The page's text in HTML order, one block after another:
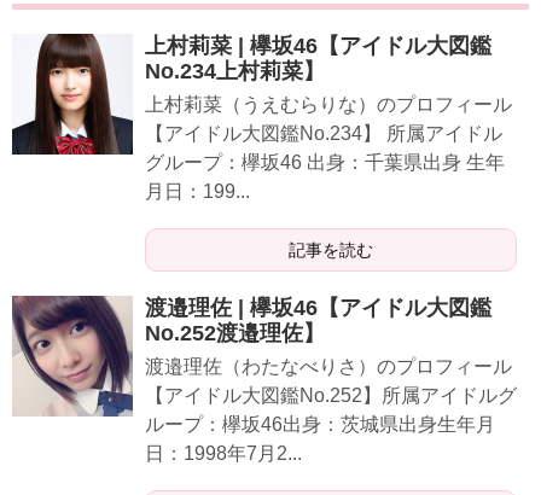
上村莉菜 | 欅坂46【アイドル大図鑑
No.234上村莉菜】
上村莉菜（うえむらりな）のプロフィール
【アイドル大図鑑No.234】 所属アイドル
グループ：欅坂46 出身：千葉県出身 生年
月日：199...
記事を読む
渡邉理佐 | 欅坂46【アイドル大図鑑
No.252渡邉理佐】
渡邉理佐（わたなべりさ）のプロフィール
【アイドル大図鑑No.252】所属アイドルグ
ループ：欅坂46出身：茨城県出身生年月
日：1998年7月2...